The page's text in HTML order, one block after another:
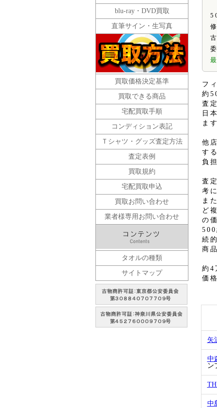
blu-ray・DVD買取
直筆サイン・生写真
買取価格決定基準
買取できる商品
宅配買取手順
コンディション表記
Ｔシャツ・グッズ査定方法
査定表例
買取規約
宅配買取申込
買取お問い合わせ
業者様専用お問い合わせ
タオルの種類
サイトマップ
フ
約
査
日
ま
他
す
負
査
考
ま
ど
の
続
商
約4
価
矢
中
ン
中